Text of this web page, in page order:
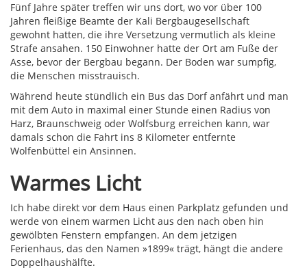
Fünf Jahre später treffen wir uns dort, wo vor über 100
Jahren fleißige Beamte der Kali Bergbaugesellschaft
gewohnt hatten, die ihre Versetzung vermutlich als kleine
Strafe ansahen. 150 Einwohner hatte der Ort am Fuße der
Asse, bevor der Bergbau begann. Der Boden war sumpfig,
die Menschen misstrauisch.
Während heute stündlich ein Bus das Dorf anfährt und man
mit dem Auto in maximal einer Stunde einen Radius von
Harz, Braunschweig oder Wolfsburg erreichen kann, war
damals schon die Fahrt ins 8 Kilometer entfernte
Wolfenbüttel ein Ansinnen.
Warmes Licht
Ich habe direkt vor dem Haus einen Parkplatz gefunden und
werde von einem warmen Licht aus den nach oben hin
gewölbten Fenstern empfangen. An dem jetzigen
Ferienhaus, das den Namen »1899« trägt, hängt die andere
Doppelhaushälfte.